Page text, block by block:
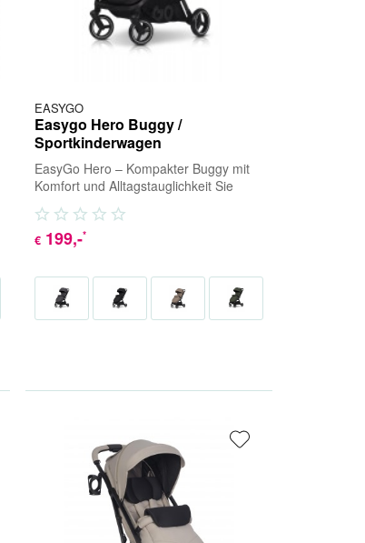
EASYGO
Easygo Hero Buggy /
Sportkinderwagen
EasyGo Hero – Kompakter Buggy mit
Komfort und Alltagstauglichkeit Sie
Buggy, der...
€ 199,-*